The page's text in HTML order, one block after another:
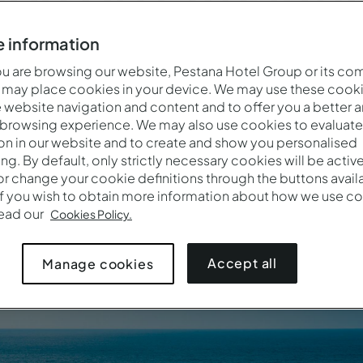
au cœur de l’océan Atlantique, où les paysages
L’association d’une culture captivante, de gens
le souffle, la musique et la gastronomie qui font de
tropical.
Voir tous les hôtels au Cap-Vert
information
are browsing our website, Pestana Hotel Group or its
place cookies in your device. We may use these
website navigation and content and to offer you a better
experience. We may also use cookies to
in our website and to create and show you personalised
By default, only strictly necessary cookies will be
change your cookie definitions through the buttons
you wish to obtain more information about how we use
our Cookies Policy.
Manage cookies Accept all